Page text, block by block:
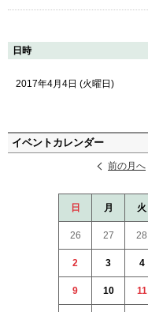
日時
2017年4月4日 (火曜日)
ペ
イベントカレンダー
前の月へ
日 月 火
26 27 28
2 3 4
9 10 11